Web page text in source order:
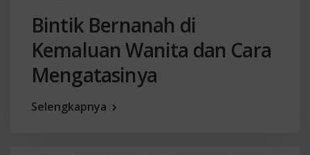
Bintik Bernanah di
Kemaluan Wanita dan Cara
Mengatasinya
Selengkapnya